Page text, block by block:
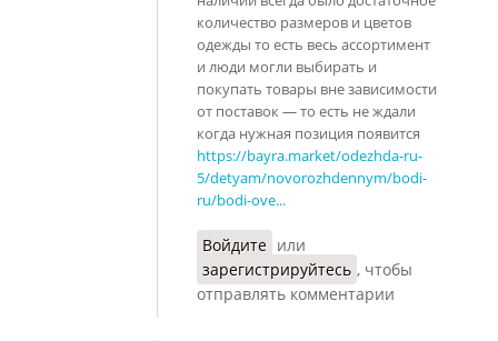
количество размеров и цветов
одежды то есть весь ассортимент
и люди могли выбирать и
покупать товары вне зависимости
от поставок — то есть не ждали
когда нужная позиция появится
https://bayra.market/odezhda-ru-
5/detyam/novorozhdennym/bodi-
ru/bodi-ove...
Войдите или
зарегистрируйтесь , чтобы
отправлять комментарии